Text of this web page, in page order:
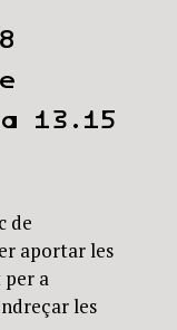
13.15
de
aportar les
a
les